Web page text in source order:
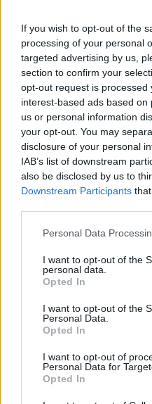
If you wish to opt-out of the
processing of your personal
targeted advertising by us,
section to confirm your
opt-out request is processed
interest-based ads based
us or personal information
your opt-out. You may
disclosure of your personal
IAB’s list of downstream
also be disclosed by us to
Downstream Participants
Please note that this
not limited to your visit or
grant or deny consent to
use your data for below
consent section.
Personal Data
I want to opt-out of the
personal data.
Opted In
I want to opt-out of the
Personal Data.
Opted In
I want to opt-out of
Personal Data for
Opted In
Καρέτσας: Ονειρικό
Γκολάρα στο Emirates
(Video)
DKATSAMADOU 9
Βοιωτία: Απατεώνας
«βλέπει» ο δορυφόρος
φτερά 400.000 ευρώ
ΑΝΑΡΤΗΘΗΚΕ ΑΠΟDKATSAMADOU 9